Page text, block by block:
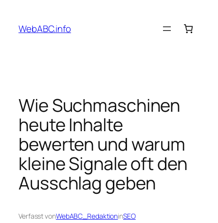
springen
WebABC.info
Wie Suchmaschinen
heute Inhalte
bewerten und warum
kleine Signale oft den
Ausschlag geben
Verfasst vonWebABC_RedaktioninSEO